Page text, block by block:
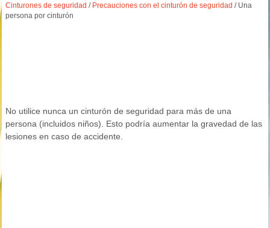
Cinturones de seguridad / Precauciones con el cinturón de seguridad / Una
persona por cinturón
No utilice nunca un cinturón de seguridad para más de una
persona (incluidos niños). Esto podría aumentar la gravedad de las
lesiones en caso de accidente.